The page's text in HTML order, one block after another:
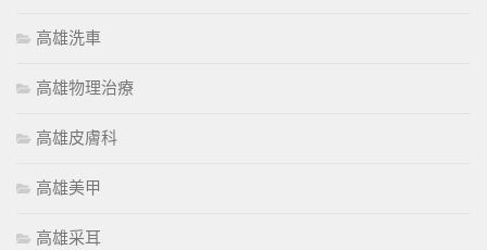
高雄洗車
高雄物理治療
高雄皮膚科
高雄美甲
高雄采耳